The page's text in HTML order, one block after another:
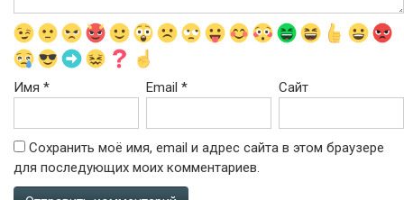
Имя * Email* Сайт
Сохранить моё имя, email и адрес сайта в этом браузере
для последующих моих комментариев.